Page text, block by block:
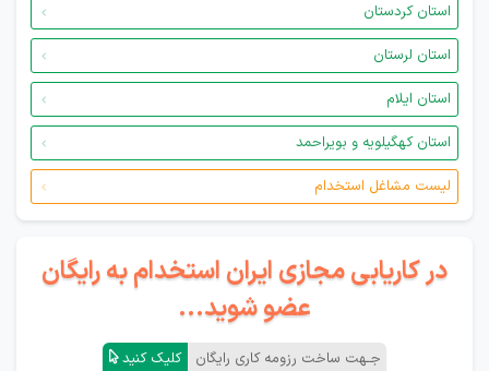
استان کردستان
استان لرستان
استان ایلام
استان کهگیلویه و بویراحمد
لیست مشاغل استخدام
در کاریابی مجازی ایران استخدام به رایگان
عضو شوید...
جـهت ساخت رزومه کاری رایگان کلیک کنید